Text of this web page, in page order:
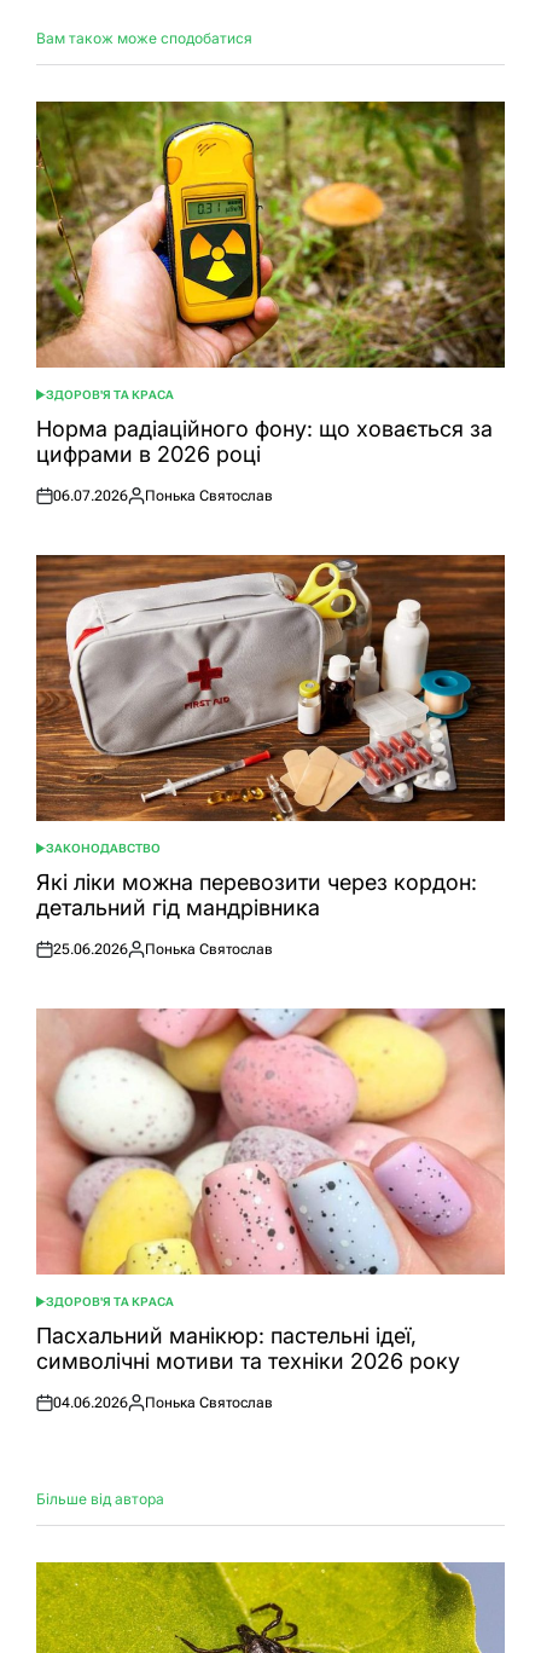
Вам також може сподобатися
ОПУБЛІКУВАТИ
У
ЗДОРОВ'Я ТА КРАСА
Норма радіаційного фону: що ховається за
цифрами в 2026 році
Оприлюднено
06.07.2026
Опубліковано
Понька Святослав
ОПУБЛІКУВАТИ
У
ЗАКОНОДАВСТВО
Які ліки можна перевозити через кордон:
детальний гід мандрівника
Оприлюднено
25.06.2026
Опубліковано
Понька Святослав
ОПУБЛІКУВАТИ
У
ЗДОРОВ'Я ТА КРАСА
Пасхальний манікюр: пастельні ідеї,
символічні мотиви та техніки 2026 року
Оприлюднено
04.06.2026
Опубліковано
Понька Святослав
Більше від автора